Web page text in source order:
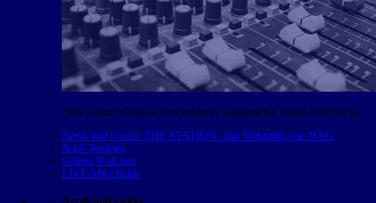
Höre unseren Podcast und entdecke ausgesuchte Szene-Webradios!
Nerds and Geeks: THE STATION - das Webradio von NAG
NAG-Podcast
weitere Podcasts
LIVE-Mitschnitte
Nerds and Geeks